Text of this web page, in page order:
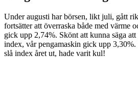
Under augusti har börsen, likt juli, gått
fortsätter att överraska både med värme
gick upp 2,74%. Skönt att kunna säga
index, vår pengamaskin gick upp
slå index året ut, hade varit kul!